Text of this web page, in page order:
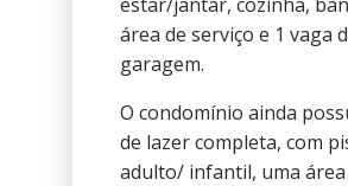
área de serviço e 1 vaga
garagem.
O condomínio ainda
de lazer completa, com
adulto/ infantil, uma área